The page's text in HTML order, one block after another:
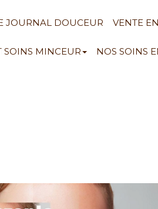
JOURNAL DOUCEUR VENTE
SOINS MINCEUR NOS SOINS